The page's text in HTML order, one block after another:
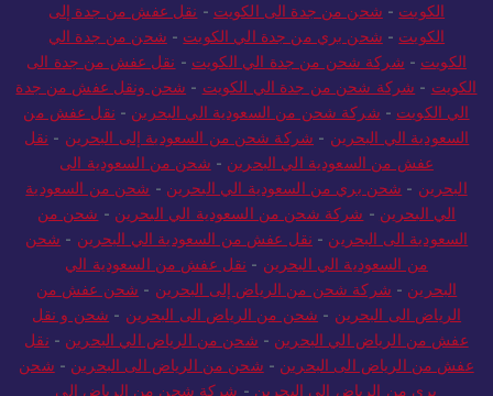
الكويت - شحن من جدة الى الكويت - نقل عفش من جدة إلى
الكويت - شحن بري من جدة الي الكويت - شحن من جدة الي
الكويت - شركة شحن من جدة الي الكويت - نقل عفش من جدة الى
الكويت - شركة شحن من جدة الي الكويت - شحن ونقل عفش من جدة
الي الكويت - شركة شحن من السعودية الي البحرين - نقل عفش من
السعودية الي البحرين - شركة شحن من السعودية إلى البحرين - نقل
عفش من السعودية الي البحرين - شحن من السعودية الى
البحرين - شحن بري من السعودية الي البحرين - شحن من السعودية
الي البحرين - شركة شحن من السعودية الي البحرين - شحن من
السعودية الى البحرين - نقل عفش من السعودية الي البحرين - شحن
من السعودية الي البحرين - نقل عفش من السعودية الي
البحرين - شركة شحن من الرياض إلى البحرين - شحن عفش من
الرياض الى البحرين - شحن من الرياض الى البحرين - شحن و نقل
عفش من الرياض الي البحرين - شحن من الرياض الي البحرين - نقل
عفش من الرياض الى البحرين - شحن من الرياض الى البحرين - شحن
بري من الرياض الي البحرين - شركة شحن من الرياض الي